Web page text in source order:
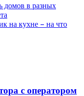
домов в разных
на кухне – на что
с оператором